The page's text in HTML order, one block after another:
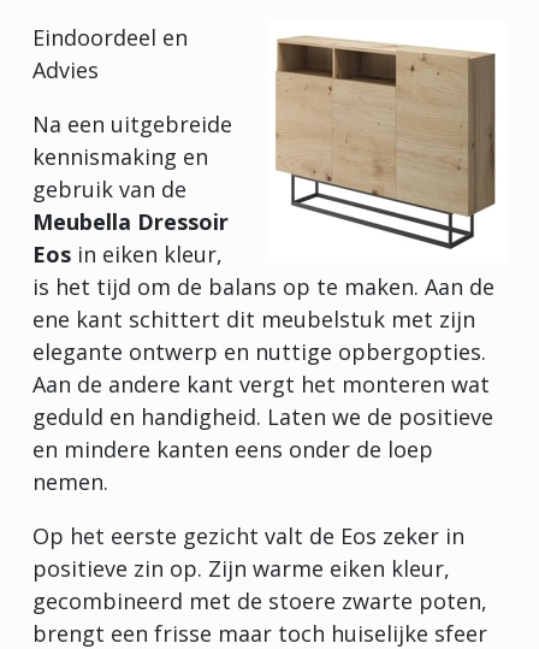
Eindoordeel en
Advies
Na een uitgebreide
kennismaking en
gebruik van de
Meubella Dressoir
Eos in eiken kleur,
is het tijd om de balans op te maken. Aan de
ene kant schittert dit meubelstuk met zijn
elegante ontwerp en nuttige opbergopties.
Aan de andere kant vergt het monteren wat
geduld en handigheid. Laten we de positieve
en mindere kanten eens onder de loep
nemen.
Op het eerste gezicht valt de Eos zeker in
positieve zin op. Zijn warme eiken kleur,
gecombineerd met de stoere zwarte poten,
brengt een frisse maar toch huiselijke sfeer